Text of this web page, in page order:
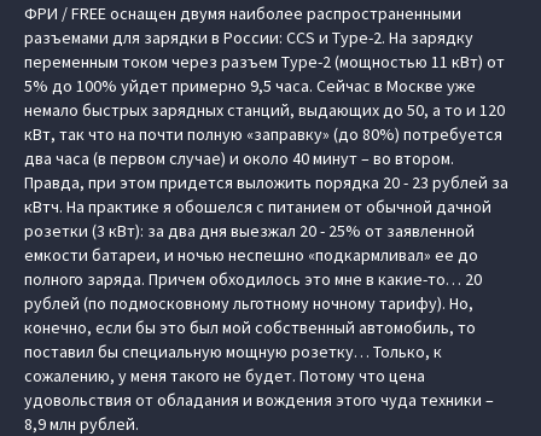
ФРИ / FREE оснащен двумя наиболее распространенными
разъемами для зарядки в России: CCS и Type-2. На зарядку
переменным током через разъем Type-2 (мощностью 11 кВт) от
5% до 100% уйдет примерно 9,5 часа. Сейчас в Москве уже
немало быстрых зарядных станций, выдающих до 50, а то и 120
кВт, так что на почти полную «заправку» (до 80%) потребуется
два часа (в первом случае) и около 40 минут – во втором.
Правда, при этом придется выложить порядка 20 - 23 рублей за
кВтч. На практике я обошелся с питанием от обычной дачной
розетки (3 кВт): за два дня выезжал 20 - 25% от заявленной
емкости батареи, и ночью неспешно «подкармливал» ее до
полного заряда. Причем обходилось это мне в какие-то… 20
рублей (по подмосковному льготному ночному тарифу). Но,
конечно, если бы это был мой собственный автомобиль, то
поставил бы специальную мощную розетку… Только, к
сожалению, у меня такого не будет. Потому что цена
удовольствия от обладания и вождения этого чуда техники –
8,9 млн рублей.